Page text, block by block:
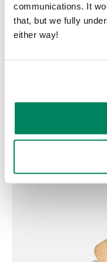
communications. It
that, but we fully
either way!